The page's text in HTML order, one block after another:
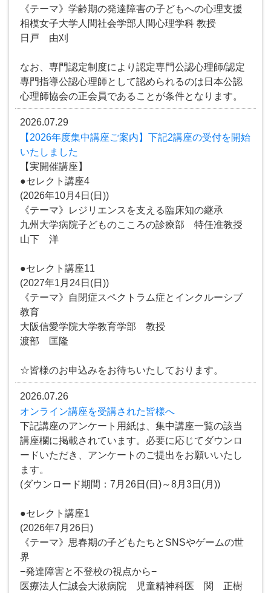
《テーマ》学齢期の発達障害の子どもへの心理支援
相模女子大学人間社会学部人間心理学科 教授
日戸 由刈
なお、専門認定制度により認定専門公認心理師/認定
専門指導公認心理師として認められるのは日本公認
心理師協会の正会員であることが条件となります。
2026.07.29
【2026年度集中講座ご案内】下記2講座の受付を開始
いたしました
【実開催講座】
●セレクト講座4
(2026年10月4日(日))
《テーマ》レジリエンスを支える臨床知の継承
九州大学病院子どものこころの診療部 特任准教授
山下 洋
●セレクト講座11
(2027年1月24日(日))
《テーマ》自閉症スペクトラム症とインクルーシブ
教育
大阪信愛学院大学教育学部 教授
渡部 匡隆
☆皆様のお申込みをお待ちいたしております。
2026.07.26
オンライン講座を受講された皆様へ
下記講座のアンケート用紙は、集中講座一覧の該当
講座欄に掲載されています。必要に応じてダウンロ
ードいただき、アンケートのご提出をお願いいたし
ます。
(ダウンロード期間：7月26日(日)～8月3日(月))
●セレクト講座1
(2026年7月26日)
《テーマ》思春期の子どもたちとSNSやゲームの世
界
−発達障害と不登校の視点から−
医療法人仁誠会大湫病院 児童精神科医 関 正樹